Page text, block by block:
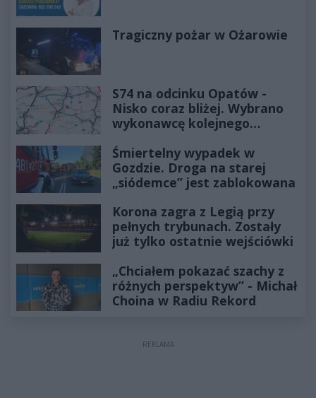
Tragiczny pożar w Ożarowie
S74 na odcinku Opatów -
Nisko coraz bliżej. Wybrano
wykonawcę kolejnego
Śmiertelny wypadek w
Gozdzie. Droga na starej
„siódemce” jest zablokowana
Korona zagra z Legią przy
pełnych trybunach. Zostały
już tylko ostatnie wejściówki
„Chciałem pokazać szachy z
różnych perspektyw” - Michał
Choina w Radiu Rekord
REKLAMA